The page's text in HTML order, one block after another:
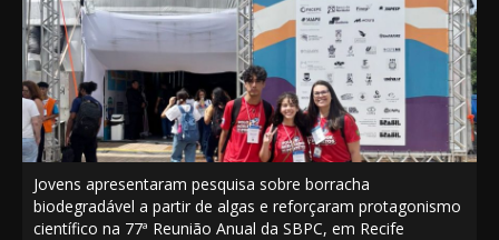
Jovens apresentaram pesquisa sobre borracha
biodegradável a partir de algas e reforçaram protagonismo
científico na 77ª Reunião Anual da SBPC, em Recife